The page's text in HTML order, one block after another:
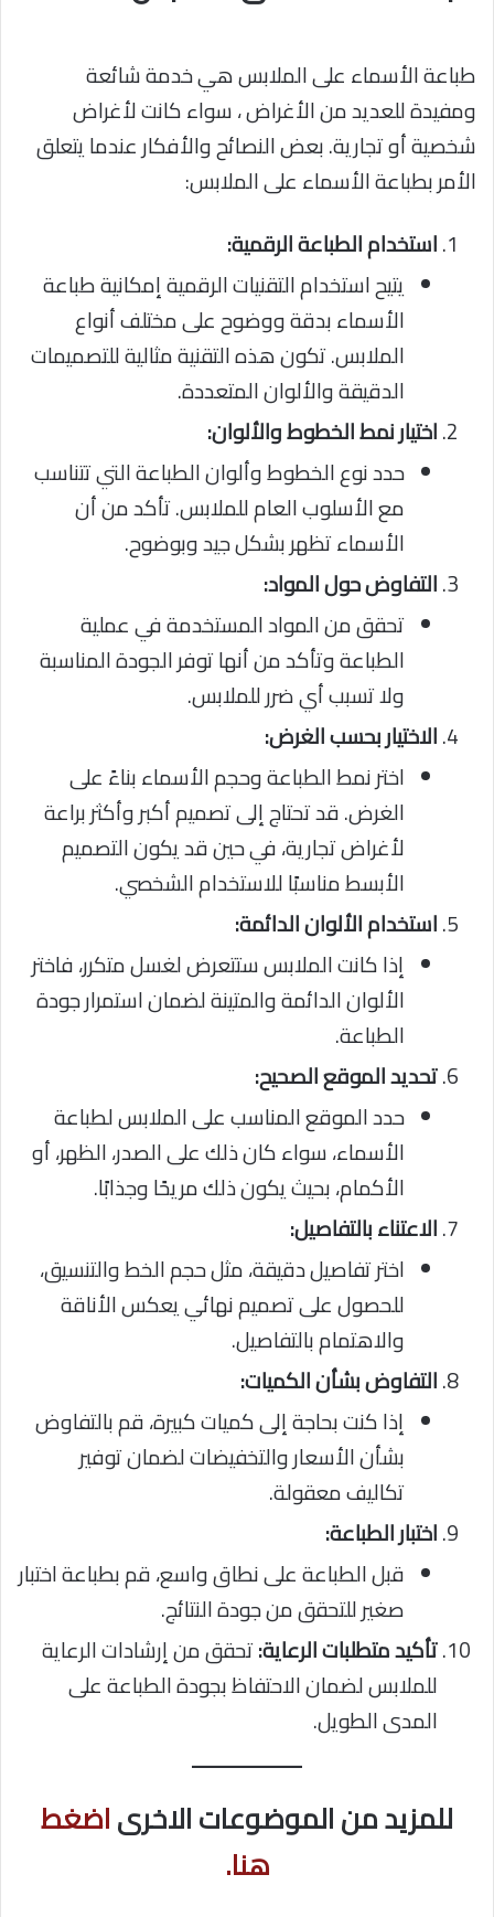
طباعة الأسماء على الملابس هي خدمة شائعة
ومفيدة للعديد من الأغراض ، سواء كانت لأغراض
شخصية أو تجارية. بعض النصائح والأفكار عندما يتعلق
الأمر بطباعة الأسماء على الملابس:
استخدام الطباعة الرقمية:
يتيح استخدام التقنيات الرقمية إمكانية طباعة
الأسماء بدقة ووضوح على مختلف أنواع
الملابس. تكون هذه التقنية مثالية للتصميمات
الدقيقة والألوان المتعددة.
اختيار نمط الخطوط والألوان:
حدد نوع الخطوط وألوان الطباعة التي تتناسب
مع الأسلوب العام للملابس. تأكد من أن
الأسماء تظهر بشكل جيد وبوضوح.
التفاوض حول المواد:
تحقق من المواد المستخدمة في عملية
الطباعة وتأكد من أنها توفر الجودة المناسبة
ولا تسبب أي ضرر للملابس.
الاختيار بحسب الغرض:
اختر نمط الطباعة وحجم الأسماء بناءً على
الغرض. قد تحتاج إلى تصميم أكبر وأكثر براعة
لأغراض تجارية، في حين قد يكون التصميم
الأبسط مناسبًا للاستخدام الشخصي.
استخدام الألوان الدائمة:
إذا كانت الملابس ستتعرض لغسل متكرر، فاختر
الألوان الدائمة والمتينة لضمان استمرار جودة
الطباعة.
تحديد الموقع الصحيح:
حدد الموقع المناسب على الملابس لطباعة
الأسماء، سواء كان ذلك على الصدر، الظهر، أو
الأكمام، بحيث يكون ذلك مريحًا وجذابًا.
الاعتناء بالتفاصيل:
اختر تفاصيل دقيقة، مثل حجم الخط والتنسيق،
للحصول على تصميم نهائي يعكس الأناقة
والاهتمام بالتفاصيل.
التفاوض بشأن الكميات:
إذا كنت بحاجة إلى كميات كبيرة، قم بالتفاوض
بشأن الأسعار والتخفيضات لضمان توفير
تكاليف معقولة.
اختبار الطباعة:
قبل الطباعة على نطاق واسع، قم بطباعة اختبار
صغير للتحقق من جودة النتائج.
تأكيد متطلبات الرعاية:تحقق من إرشادات الرعاية
للملابس لضمان الاحتفاظ بجودة الطباعة على
المدى الطويل.
للمزيد من الموضوعات الاخرىاضغط
هنا.